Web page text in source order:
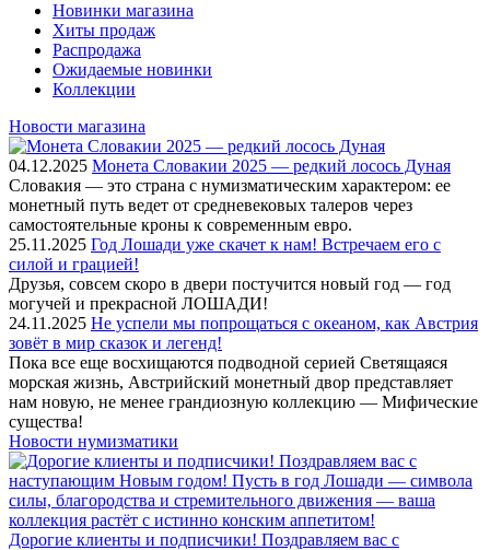
Новинки магазина
Хиты продаж
Распродажа
Ожидаемые новинки
Коллекции
Новости магазина
04.12.2025 Монета Словакии 2025 — редкий лосось Дуная
Словакия — это страна с нумизматическим характером: ее
монетный путь ведет от средневековых талеров через
самостоятельные кроны к современным евро.
25.11.2025 Год Лошади уже скачет к нам! Встречаем его с
силой и грацией!
Друзья, совсем скоро в двери постучится новый год — год
могучей и прекрасной ЛОШАДИ!
24.11.2025 Не успели мы попрощаться с океаном, как Австрия
зовёт в мир сказок и легенд!
Пока все еще восхищаются подводной серией Светящаяся
морская жизнь, Австрийский монетный двор представляет
нам новую, не менее грандиозную коллекцию — Мифические
существа!
Новости нумизматики
Дорогие клиенты и подписчики! Поздравляем вас с